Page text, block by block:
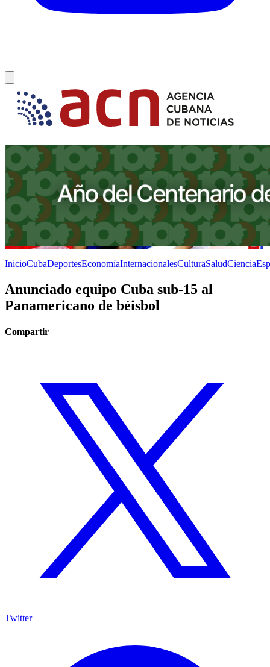
InicioCubaDeportesEconomíaInternacionalesCulturaSaludCiencia
Anunciado equipo Cuba sub-15 al
Panamericano de béisbol
Compartir
Twitter